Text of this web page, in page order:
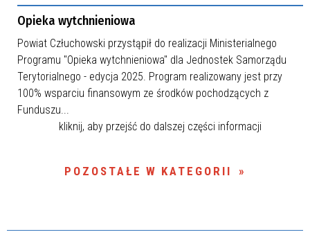
Opieka wytchnieniowa
Powiat Człuchowski przystąpił do realizacji Ministerialnego
Programu "Opieka wytchnieniowa" dla Jednostek Samorządu
Terytorialnego - edycja 2025. Program realizowany jest przy
100% wsparciu finansowym ze środków pochodzących z
Funduszu...
kliknij, aby przejść do dalszej części informacji
POZOSTAŁE W KATEGORII